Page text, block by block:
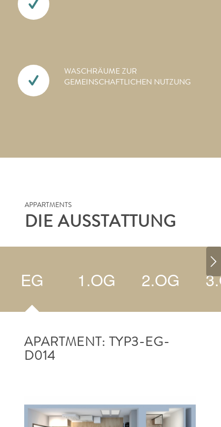
WASCHRÄUME ZUR
GEMEINSCHAFTLICHEN NUTZUNG
APPARTMENTS
DIE AUSSTATTUNG
EG 1.OG 2.OG
APARTMENT: TYP3-EG-
D014